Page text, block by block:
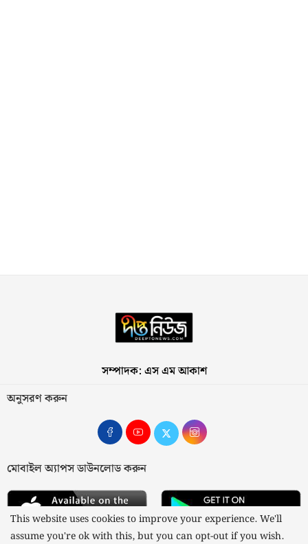
সম্পাদক: এস এম আকাশ
অনুসরণ করুন
মোবাইল অ্যাপস ডাউনলোড করুন
This website uses cookies to improve your experience. We'll
assume you're ok with this, but you can opt-out if you wish.